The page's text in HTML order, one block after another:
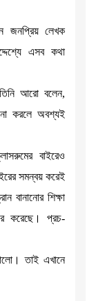
জনপ্রিয় লেখক
এসব কথা
তিনি আরো বলেন,
করলে অবশ্যই
বাইরেও
সমন্বয় করেই
বানানোর শিক্ষা
করেছে। প্রচ-
তাই এখানে